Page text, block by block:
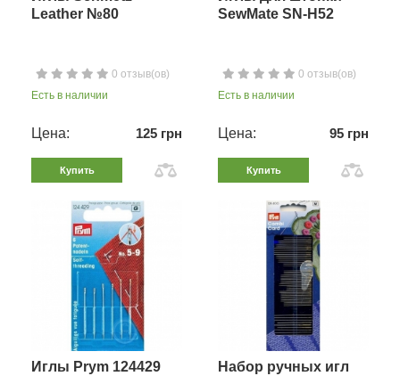
Leather №80
0 отзыв(ов)
Есть в наличии
Цена: 125 грн
Купить
SewMate SN-H52
0 отзыв(ов)
Есть в наличии
Цена: 95 грн
Купить
Иглы Prym 124429
Набор ручных игл